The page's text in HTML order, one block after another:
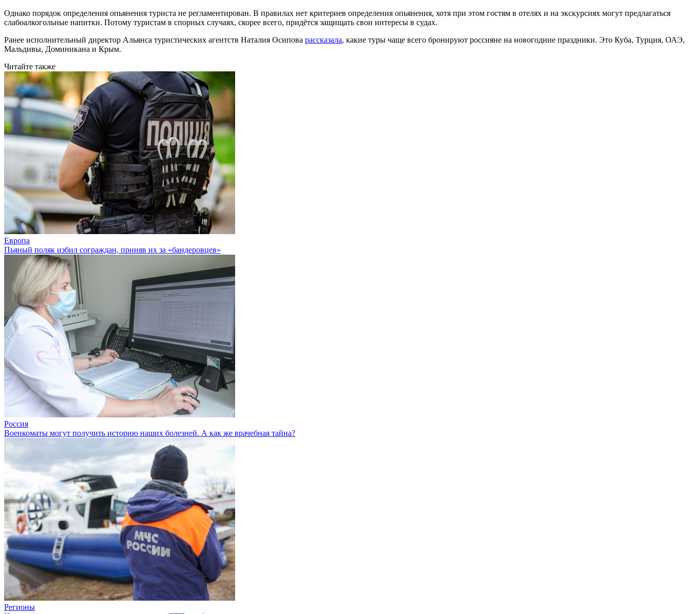
Однако порядок определения опьянения туриста не регламентирован. В правилах нет критериев определения опьянения, хотя при этом гостям в отелях и на экскурсиях могут предлагаться
слабоалкогольные напитки. Потому туристам в спорных случаях, скорее всего, придётся защищать свои интересы в судах.
Ранее исполнительный директор Альянса туристических агентств Наталия Осипова рассказала, какие туры чаще всего бронируют россияне на новогодние праздники. Это Куба, Турция, ОАЭ,
Мальдивы, Доминикана и Крым.
Читайте также
Европа
Пьяный поляк избил сограждан, приняв их за «бандеровцев»
Россия
Военкоматы могут получить историю наших болезней. А как же врачебная тайна?
Регионы